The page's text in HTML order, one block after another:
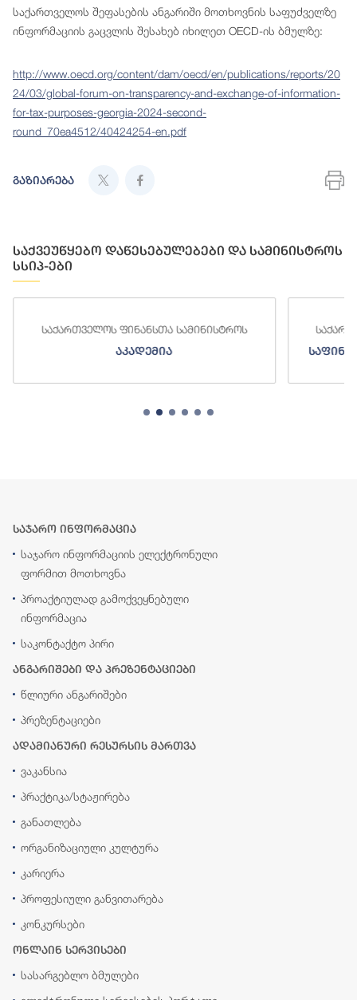
საქართველოს შეფასების ანგარიში მოთხოვნის საფუძველზე
ინფორმაციის გაცვლის შესახებ იხილეთ OECD-ის ბმულზე:
http://www.oecd.org/content/dam/oecd/en/publications/reports/20
24/03/global-forum-on-transparency-and-exchange-of-information-
for-tax-purposes-georgia-2024-second-
round_70ea4512/40424254-en.pdf
გაზიარება
საქვეუწყებო დაწესებულებები და სამინისტროს
სსიპ-ები
საქართველოს ფინანსთა სამინისტროს
აკადემია
საჯარო ინფორმაცია
საჯარო ინფორმაციის ელექტრონული
ფორმით მოთხოვნა
პროაქტიულად გამოქვეყნებული
ინფორმაცია
საკონტაქტო პირი
ანგარიშები და პრეზენტაციები
წლიური ანგარიშები
პრეზენტაციები
ადამიანური რესურსის მართვა
ვაკანსია
პრაქტიკა/სტაჟირება
განათლება
ორგანიზაციული კულტურა
კარიერა
პროფესიული განვითარება
კონკურსები
ონლაინ სერვისები
სასარგებლო ბმულები